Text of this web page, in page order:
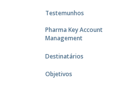
Testemunhos
Pharma Key Account
Management
Destinatários
Objetivos